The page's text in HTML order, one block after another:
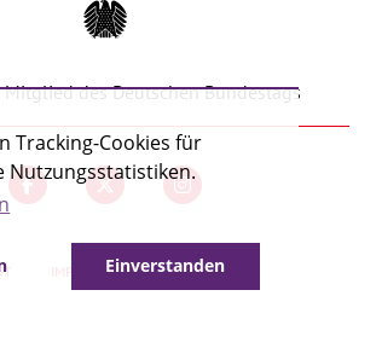
Tracking-Cookies für
Nutzungsstatistiken.
Einverstanden
Mitglied des Deutschen Bundestags
IMPRESSUM DATENSCHUTZ